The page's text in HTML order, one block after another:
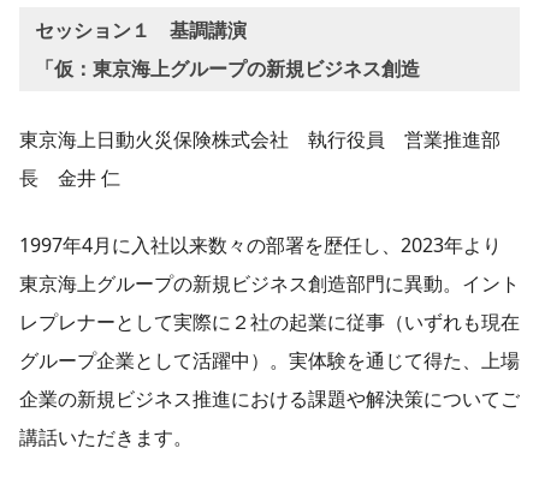
セッション１ 基調講演
「仮：東京海上グループの新規ビジネス創造
東京海上日動火災保険株式会社 執行役員 営業推進部
長 金井 仁
1997年4月に入社以来数々の部署を歴任し、2023年より
東京海上グループの新規ビジネス創造部門に異動。イント
レプレナーとして実際に２社の起業に従事（いずれも現在
グループ企業として活躍中）。実体験を通じて得た、上場
企業の新規ビジネス推進における課題や解決策についてご
講話いただきます。